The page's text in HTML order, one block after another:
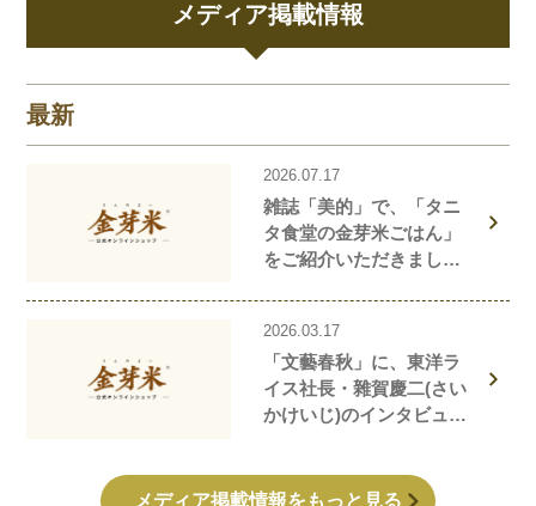
メディア掲載情報
最新
2026.07.17
雑誌「美的」で、「タニ
タ食堂の金芽米ごはん」
をご紹介いただきまし
2026.03.17
「文藝春秋」に、東洋ラ
イス社長・雜賀慶二(さい
かけいじ)のインタビュー
メディア掲載情報をもっと見る